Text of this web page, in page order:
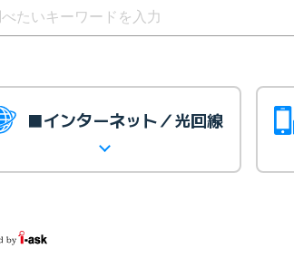
■インターネット／光回線